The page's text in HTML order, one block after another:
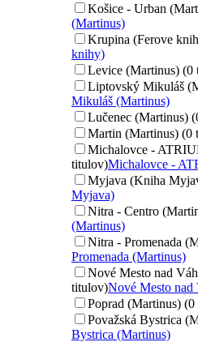
Košice - Urban
(Martinus)
Krupina (Ferove
knihy)
Levice (Martinus) (0
Liptovský Mikuláš
Mikuláš (Martinus)
Lučenec (Martinus)
Martin (Martinus) (0
Michalovce -
titulov)Michalovce -
Myjava (Kniha
Myjava)
Nitra - Centro
(Martinus)
Nitra - Promenada
Promenada (Martinus)
Nové Mesto nad
titulov)Nové Mesto
Poprad (Martinus)
Považská Bystrica
Bystrica (Martinus)